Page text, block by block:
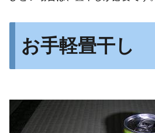
お手軽畳干し